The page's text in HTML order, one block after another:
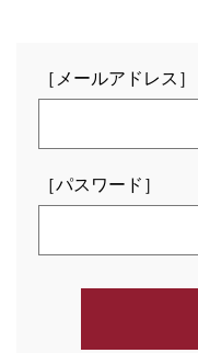
［メールアドレス］
［パスワード］